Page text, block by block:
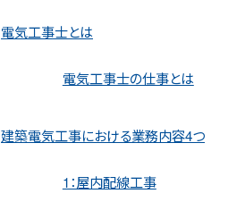
電気工事士とは
電気工事士の仕事とは
建築電気工事における業務内容4つ
1：屋内配線工事